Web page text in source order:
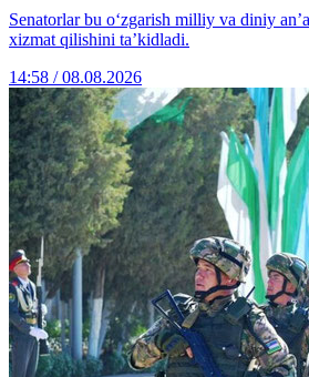
Senatorlar bu o‘zgarish milliy va diniy
xizmat qilishini ta’kidladi.
14:58 / 08.08.2026